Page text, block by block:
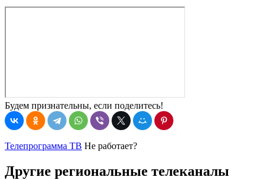
Будем признательны, если поделитесь!
Телепрограмма ТВ Не работает?
Другие региональные телеканалы